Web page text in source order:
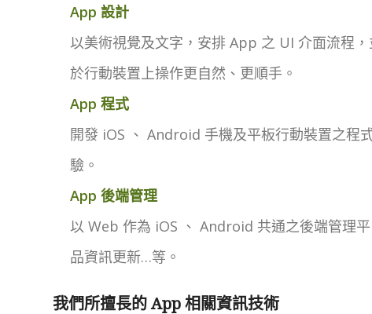
App 設計
以美術視覺及文字，安排 App 之 UI 介面流程
於行動裝置上操作更自然、更順手。
App 程式
開發 iOS 、 Android 手機及平板行動裝置之程
驗。
App 後端管理
以 Web 作為 iOS 、 Android 共通之後端管理
品資訊更新…等。
我們所擅長的 App 相關資訊技術